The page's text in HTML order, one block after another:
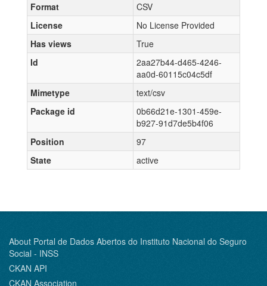
Format
CSV
License
No License Provided
Has views
True
Id
2aa27b44-d465-4246-
aa0d-60115c04c5df
Mimetype
text/csv
Package id
0b66d21e-1301-459e-
b927-91d7de5b4f06
Position
97
State
active
About Portal de Dados Abertos do Instituto Nacional do Seguro
Social - INSS
CKAN API
CKAN Association